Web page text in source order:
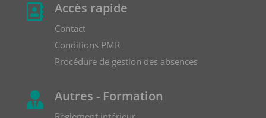
 Accès rapide
Contact
Conditions PMR
Procédure de gestion des absences
 Autres - Formation